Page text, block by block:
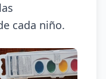
cada niño.